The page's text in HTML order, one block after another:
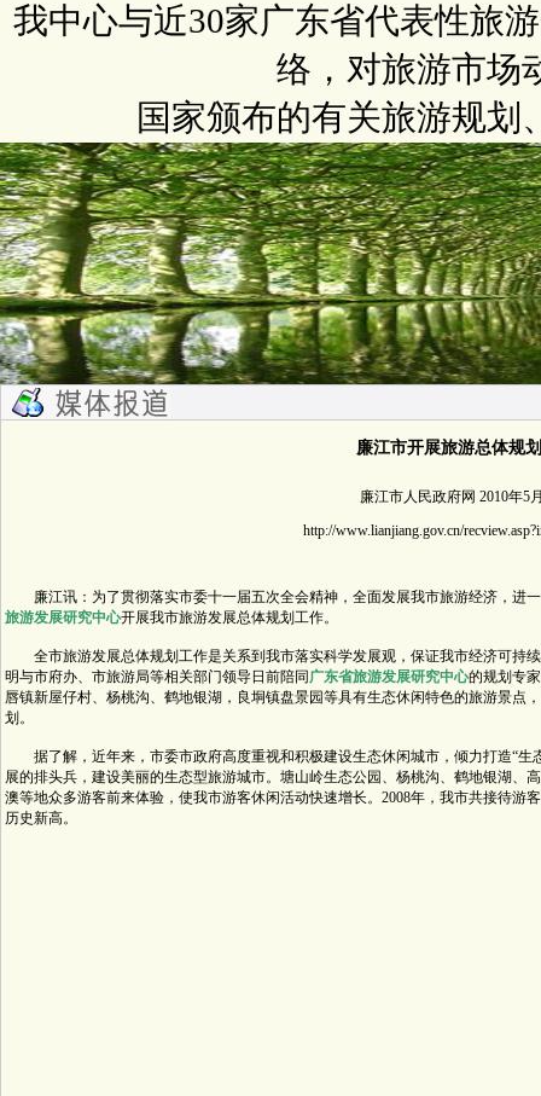
我中心与近30家广东省代表性旅
络，对旅游市场
国家颁布的有关旅游规划
廉江市开展旅游总体规
廉江市人民政府网 2010年5
http://www.lianjiang.gov.cn/
廉江讯：为了贯彻落实市委十一届五次全会精神，全面发展我市旅游经济，进
旅游发展研究中心开展我市旅游发展总体规划工作。
全市旅游发展总体规划工作是关系到我市落实科学发展观，保证我市经济可持
明与市府办、市旅游局等相关部门领导日前陪同 广东省旅游发展研究中心的规划专
唇镇新屋仔村、杨桃沟、鹤地银湖，良垌镇盘景园等具有生态休闲特色的旅游景点
划。
据了解，近年来，市委市政府高度重视和积极建设生态休闲城市，倾力打造“生
展的排头兵，建设美丽的生态型旅游城市。塘山岭生态公园、杨桃沟、鹤地银湖、
澳等地众多游客前来体验，使我市游客休闲活动快速增长。2008年，我市共接待游
历史新高。